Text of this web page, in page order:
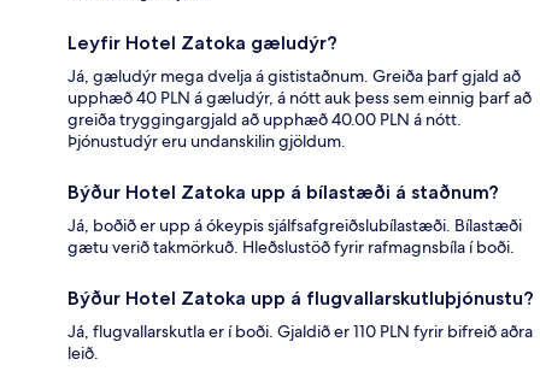
Leyfir Hotel Zatoka gæludýr?
Já, gæludýr mega dvelja á gististaðnum. Greiða þarf gjald að
upphæð 40 PLN á gæludýr, á nótt auk þess sem einnig þarf að
greiða tryggingargjald að upphæð 40.00 PLN á nótt.
Þjónustudýr eru undanskilin gjöldum.
Býður Hotel Zatoka upp á bílastæði á staðnum?
Já, boðið er upp á ókeypis sjálfsafgreiðslubílastæði. Bílastæði
gætu verið takmörkuð. Hleðslustöð fyrir rafmagnsbíla í boði.
Býður Hotel Zatoka upp á flugvallarskutluþjónustu?
Já, flugvallarskutla er í boði. Gjaldið er 110 PLN fyrir bifreið aðra
leið.